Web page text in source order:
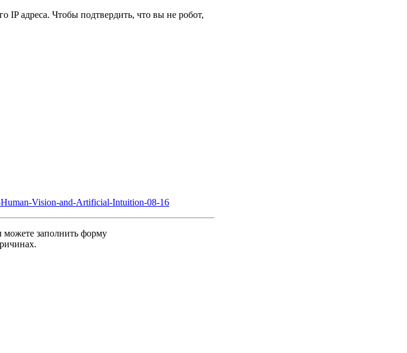
IP адреса. Чтобы подтвердить, что вы не робот,
Vision-and-Artificial-Intuition-08-16
можете заполнить форму